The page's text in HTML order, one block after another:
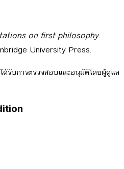
on first philosophy.
University Press.
รับการตรวจสอบและอนุมัติโดยผู้ดูแล